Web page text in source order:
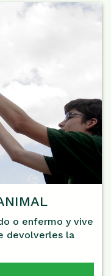
o enfermo y vive
devolverles la